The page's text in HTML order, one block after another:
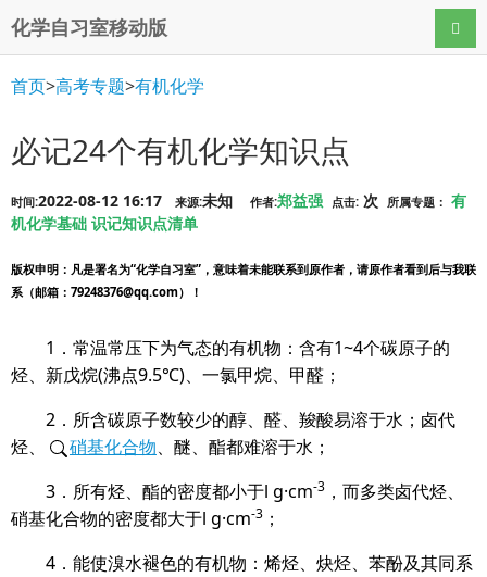
化学自习室移动版 导航
首页>高考专题>有机化学
必记24个有机化学知识点
时间:2022-08-12 16:17 来源:未知 作者:郑益强 点击: 次 所属专题： 有
机化学基础 识记知识点清单
版权申明 ：凡是署名为“化学自习室”，意味着未能联系到原作者，请原作者看到后与我联
系（邮箱：79248376@qq.com）！
1 ．常温常压下为气态的有机物：含有1~4个碳原子的
烃、新戊烷(沸点9.5℃)、一氯甲烷、甲醛；
2 ．所含碳原子数较少的醇、醛、羧酸易溶于水；卤代
烃、
硝基化合物、醚、酯都难溶于水；
3 ．所有烃、酯的密度都小于l g·cm-3 ，而多类卤代烃、
硝基化合物的密度都大于l g·cm-3 ；
4 ．能使溴水褪色的有机物：烯烃、炔烃、苯酚及其同系